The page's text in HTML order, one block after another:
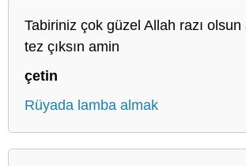
Tabiriniz çok güzel Allah razı
tez çıksın amin
çetin
Rüyada lamba almak